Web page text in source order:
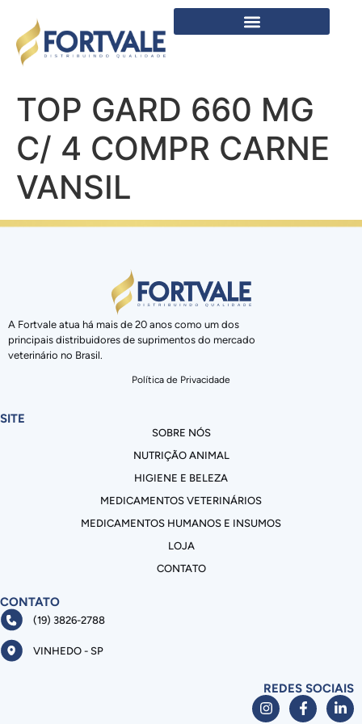
TOP GARD 660 MG
C/ 4 COMPR CARNE
VANSIL
A Fortvale atua há mais de 20 anos como um dos
principais distribuidores de suprimentos do mercado
veterinário no Brasil.
Política de Privacidade
SITE
SOBRE NÓS
NUTRIÇÃO ANIMAL
HIGIENE E BELEZA
MEDICAMENTOS VETERINÁRIOS
MEDICAMENTOS HUMANOS E INSUMOS
LOJA
CONTATO
CONTATO
(19) 3826-2788
VINHEDO - SP
REDES SOCIAIS